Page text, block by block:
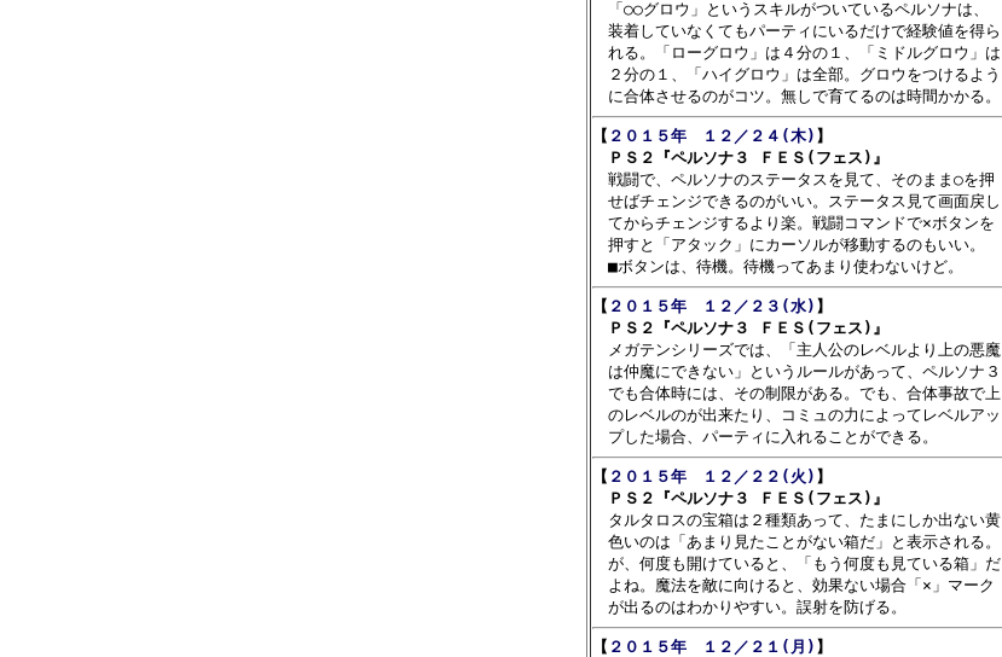
「○○グロウ」というスキルがついているペルソナは、
装着していなくてもパーティにいるだけで経験値を得ら
れる。「ローグロウ」は４分の１、「ミドルグロウ」は
２分の１、「ハイグロウ」は全部。グロウをつけるよう
【 ２０１５年　１２／２４(木) 】
ＰＳ２『ペルソナ３ ＦＥＳ(フェス)』
戦闘で、ペルソナのステータスを見て、そのまま○を押
せばチェンジできるのがいい。ステータス見て画面戻し
てからチェンジするより楽。戦闘コマンドで×ボタンを
押すと「アタック」にカーソルが移動するのもいい。
【 ２０１５年　１２／２３(水) 】
ＰＳ２『ペルソナ３ ＦＥＳ(フェス)』
メガテンシリーズでは、「主人公のレベルより上の悪魔
は仲魔にできない」というルールがあって、ペルソナ３
でも合体時には、その制限がある。でも、合体事故で上
のレベルのが出来たり、コミュの力によってレベルアッ
【 ２０１５年　１２／２２(火) 】
ＰＳ２『ペルソナ３ ＦＥＳ(フェス)』
タルタロスの宝箱は２種類あって、たまにしか出ない黄
色いのは「あまり見たことがない箱だ」と表示される。
が、何度も開けていると、「もう何度も見ている箱」だ
よね。魔法を敵に向けると、効果ない場合「×」マーク
【 ２０１５年　１２／２１(月) 】